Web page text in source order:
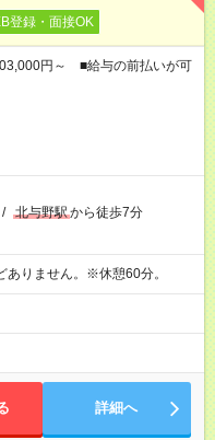
登録・面接OK
円～ ■給与の前払いが可
/ 北与野駅から徒歩7分
りません。※休憩60分。
詳細へ